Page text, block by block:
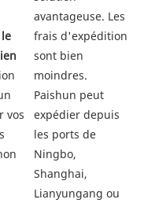
le
vos
avantageuse. Les
frais d'expédition
sont bien
moindres.
Paishun peut
expédier depuis
les ports de
Ningbo,
Shanghai,
Lianyungang ou